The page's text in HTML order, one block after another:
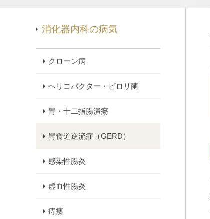
消化器内科の病気
クローン病
ヘリコバクター・ピロリ菌
胃・十二指腸潰瘍
胃食道逆流症（GERD）
感染性腸炎
虚血性腸炎
痔瘻